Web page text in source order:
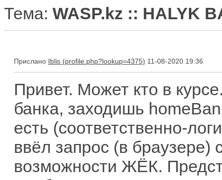
Тема: WASP.kz :: HALYK
Прислано Iblis 11-08-2020 19:36
Привет. Может кто в
банка, заходишь
есть (соответственно-
ввёл запрос (в браузере)
возможности ЖЁК.